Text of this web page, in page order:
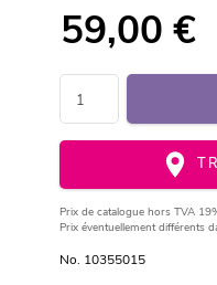
59,00 €
Prix de catalogue hors TVA
Prix éventuellement différents
No. 10355015